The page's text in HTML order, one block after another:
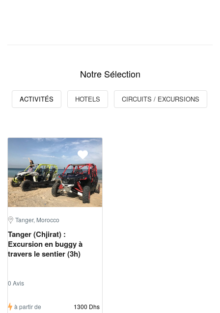
Notre Sélection
ACTIVITÉS HOTELS CIRCUITS / EXCURSIONS
Tanger, Morocco
Tanger (Chjirat) :
Excursion en buggy à
travers le sentier (3h)
0 Avis
à partir de 1300 Dhs